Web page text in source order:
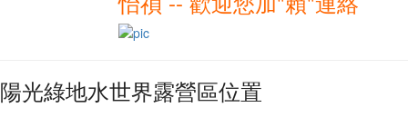
陽光綠地水世界露營區位置